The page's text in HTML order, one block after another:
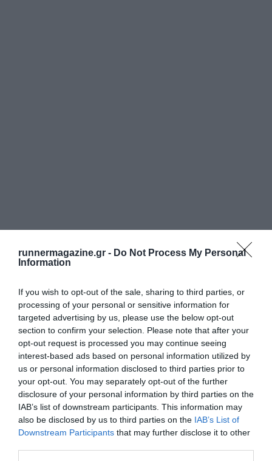
runnermagazine.gr - Do Not Process My Personal
Information
If you wish to opt-out of the sale, sharing to third parties, or
processing of your personal or sensitive information for
targeted advertising by us, please use the below opt-out
section to confirm your selection. Please note that after your
opt-out request is processed you may continue seeing
interest-based ads based on personal information utilized by
us or personal information disclosed to third parties prior to
your opt-out. You may separately opt-out of the further
disclosure of your personal information by third parties on the
IAB’s list of downstream participants. This information may
also be disclosed by us to third parties on the IAB’s List of
Downstream Participants that may further disclose it to other